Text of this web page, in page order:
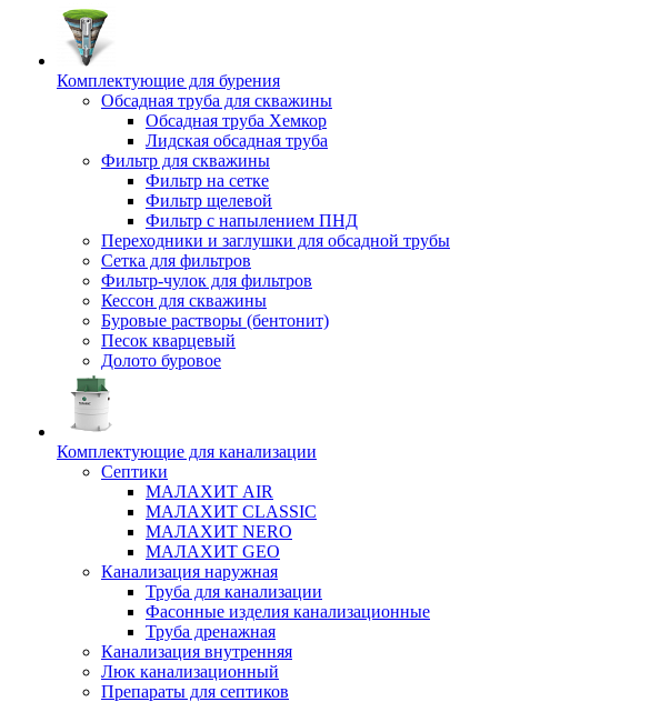
Комплектующие для бурения
Обсадная труба для скважины
Обсадная труба Хемкор
Лидская обсадная труба
Фильтр для скважины
Фильтр на сетке
Фильтр щелевой
Фильтр с напылением ПНД
Переходники и заглушки для обсадной трубы
Сетка для фильтров
Фильтр-чулок для фильтров
Кессон для скважины
Буровые растворы (бентонит)
Песок кварцевый
Долото буровое
Комплектующие для канализации
Септики
МАЛАХИТ AIR
МАЛАХИТ CLASSIC
МАЛАХИТ NERO
МАЛАХИТ GEO
Канализация наружная
Труба для канализации
Фасонные изделия канализационные
Труба дренажная
Канализация внутренняя
Люк канализационный
Препараты для септиков